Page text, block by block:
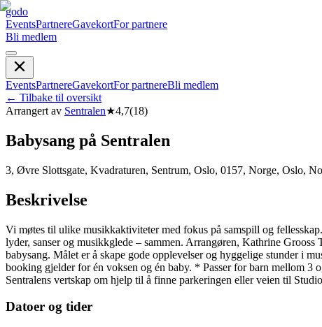
godo
EventsPartnereGavekortFor partnere
Bli medlem
EventsPartnereGavekortFor partnereBli medlem
← Tilbake til oversikt
Arrangert av Sentralen★4,7(18)
Babysang på Sentralen
3, Øvre Slottsgate, Kvadraturen, Sentrum, Oslo, 0157, Norge, Oslo,
Beskrivelse
Vi møtes til ulike musikkaktiviteter med fokus på samspill og
lyder, sanser og musikkglede – sammen. Arrangøren, Kathrine
babysang. Målet er å skape gode opplevelser og hyggelige stunder i
booking gjelder for én voksen og én baby. * Passer for barn mellom
Sentralens vertskap om hjelp til å finne parkeringen eller veien til
Datoer og tider